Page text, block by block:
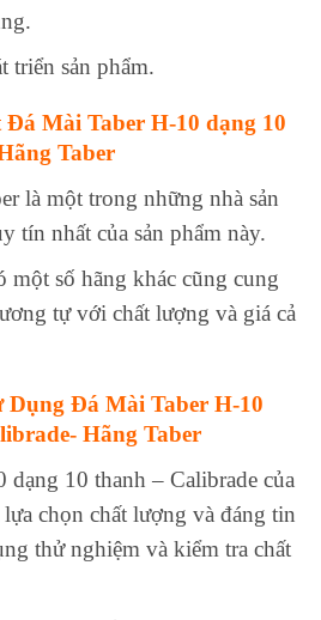
triển sản phẩm.
Đá Mài Taber H-10 dạng 10
Taber
là một trong những nhà sản
tín nhất của sản phẩm này.
một số hãng khác cũng cung
tự với chất lượng và giá cả
Dụng Đá Mài Taber H-10
Hãng Taber
10 thanh – Calibrade của
chọn chất lượng và đáng tin
thử nghiệm và kiểm tra chất